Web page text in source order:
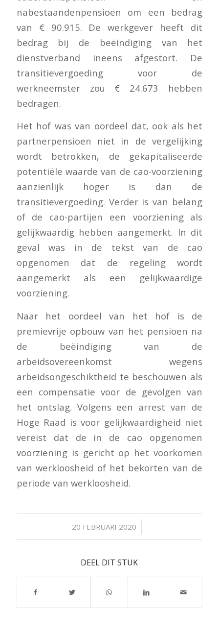
nabestaandenpensioen om een bedrag
van € 90.915. De werkgever heeft dit
bedrag bij de beëindiging van het
dienstverband ineens afgestort. De
transitievergoeding voor de
werkneemster zou € 24.673 hebben
bedragen.
Het hof was van oordeel dat, ook als het
partnerpensioen niet in de vergelijking
wordt betrokken, de gekapitaliseerde
potentiële waarde van de cao-voorziening
aanzienlijk hoger is dan de
transitievergoeding. Verder is van belang
of de cao-partijen een voorziening als
gelijkwaardig hebben aangemerkt. In dit
geval was in de tekst van de cao
opgenomen dat de regeling wordt
aangemerkt als een gelijkwaardige
voorziening.
Naar het oordeel van het hof is de
premievrije opbouw van het pensioen na
de beëindiging van de
arbeidsovereenkomst wegens
arbeidsongeschiktheid te beschouwen als
een compensatie voor de gevolgen van
het ontslag. Volgens een arrest van de
Hoge Raad is voor gelijkwaardigheid niet
vereist dat de in de cao opgenomen
voorziening is gericht op het voorkomen
van werkloosheid of het bekorten van de
periode van werkloosheid.
20 FEBRUARI 2020
/
DEEL DIT STUK